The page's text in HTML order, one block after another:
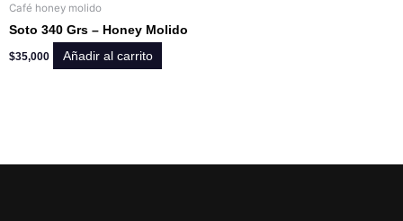
Café honey molido
Soto 340 Grs – Honey Molido
$35,000 Añadir al carrito